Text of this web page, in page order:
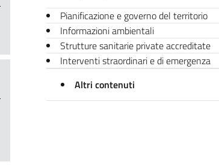
Pianificazione e governo del territorio
Informazioni ambientali
Strutture sanitarie private accreditate
Interventi straordinari e di emergenza
Altri contenuti